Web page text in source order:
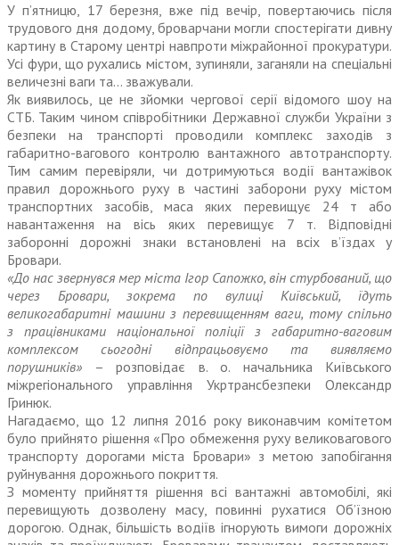
У п’ятницю, 17 березня, вже під вечір, повертаючись після
трудового дня додому, броварчани могли спостерігати дивну
картину в Старому центрі навпроти міжрайонної прокуратури.
Усі фури, що рухались містом, зупиняли, заганяли на спеціальні
величезні ваги та… зважували.
Як виявилось, це не зйомки чергової серії відомого шоу на
СТБ. Таким чином співробітники Державної служби України з
безпеки на транспорті проводили комплекс заходів з
габаритно-вагового контролю вантажного автотранспорту.
Тим самим перевіряли, чи дотримуються водії вантажівок
правил дорожнього руху в частині заборони руху містом
транспортних засобів, маса яких перевищує 24 т або
навантаження на вісь яких перевищує 7 т. Відповідні
заборонні дорожні знаки встановлені на всіх в’їздах у
Бровари.
«До нас звернувся мер міста Ігор Сапожко, він стурбований, що
через Бровари, зокрема по вулиці Київський, їдуть
великогабаритні машини з перевищенням ваги, тому спільно
з працівниками національної поліції з габаритно-ваговим
комплексом сьогодні відпрацьовуємо та виявляємо
порушників» – розповідає в. о. начальника Київського
міжрегіонального управління Укртрансбезпеки Олександр
Гринюк.
Нагадаємо, що 12 липня 2016 року виконавчим комітетом
було прийнято рішення «Про обмеження руху великовагового
транспорту дорогами міста Бровари» з метою запобігання
руйнування дорожнього покриття.
З моменту прийняття рішення всі вантажні автомобілі, які
перевищують дозволену масу, повинні рухатися Об’їзною
дорогою. Однак, більшість водіїв ігнорують вимоги дорожніх